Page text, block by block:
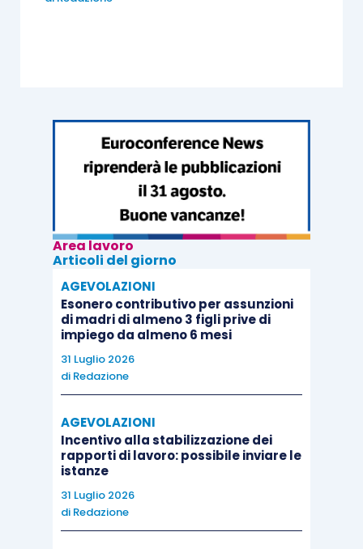
Area lavoro
Articoli del giorno
AGEVOLAZIONI
Esonero contributivo per assunzioni
di madri di almeno 3 figli prive di
impiego da almeno 6 mesi
31 Luglio 2026
di Redazione
AGEVOLAZIONI
Incentivo alla stabilizzazione dei
rapporti di lavoro: possibile inviare le
istanze
31 Luglio 2026
di Redazione